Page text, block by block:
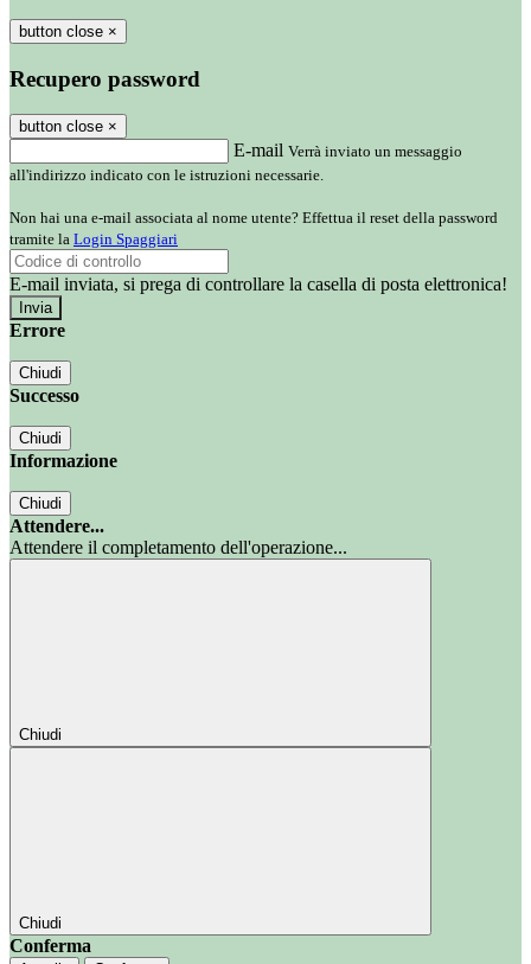
button close ×
Recupero password
button close ×
E-mail Verrà inviato un messaggio
all'indirizzo indicato con le istruzioni necessarie.
Non hai una e-mail associata al nome utente? Effettua il reset della password
tramite la Login Spaggiari
E-mail inviata, si prega di controllare la casella di posta elettronica!
Errore
Chiudi
Successo
Chiudi
Informazione
Chiudi
Attendere...
Attendere il completamento dell'operazione...
Chiudi
Chiudi
Conferma